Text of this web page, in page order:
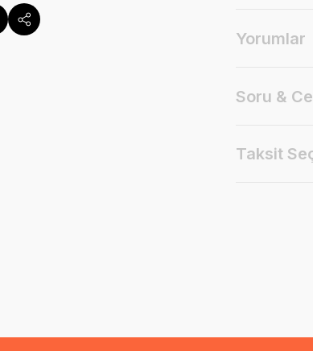
Yorumlar
Soru &
Taksit